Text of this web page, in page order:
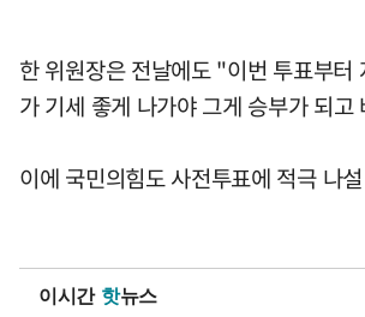
한 위원장은 전날에도 "이번 투표부
가 기세 좋게 나가야 그게 승부가 되
이에 국민의힘도 사전투표에 적극 나
이시간 핫뉴스